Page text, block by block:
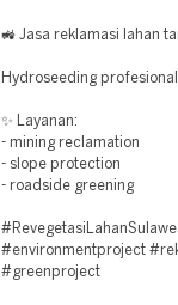
🚜 Jasa reklamasi lahan
Hydroseeding profesional
✨ Layanan:
- mining reclamation
- slope protection
- roadside greening
#environmentproject
#greenproject